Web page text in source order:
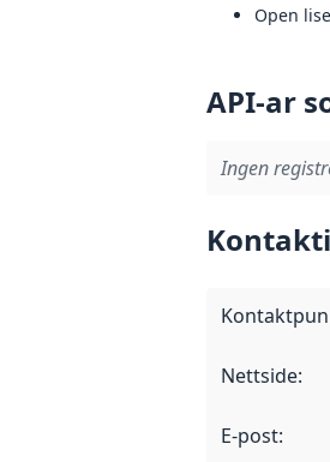
Open
API-ar
Ingen
Nettside:
E-post: